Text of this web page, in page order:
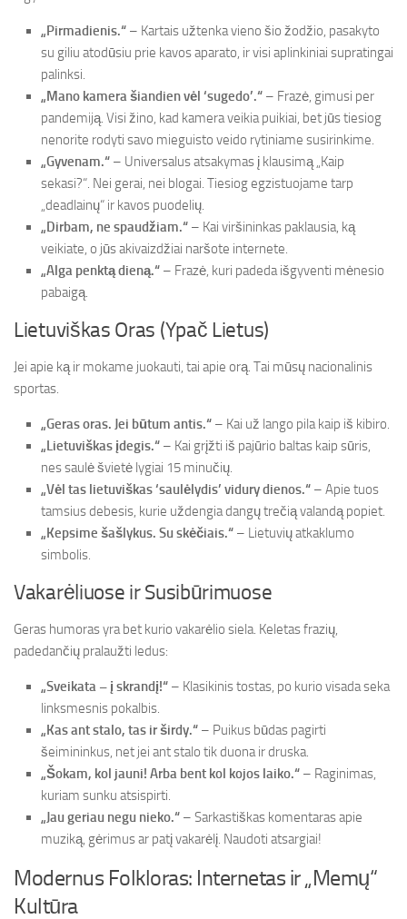
„Pirmadienis.“ – Kartais užtenka vieno šio žodžio, pasakyto
su giliu atodūsiu prie kavos aparato, ir visi aplinkiniai supratingai
palinksi.
„Mano kamera šiandien vėl ‘sugedo’.“ – Frazė, gimusi per
pandemiją. Visi žino, kad kamera veikia puikiai, bet jūs tiesiog
nenorite rodyti savo mieguisto veido rytiniame susirinkime.
„Gyvenam.“ – Universalus atsakymas į klausimą „Kaip
sekasi?“. Nei gerai, nei blogai. Tiesiog egzistuojame tarp
„deadlainų“ ir kavos puodelių.
„Dirbam, ne spaudžiam.“ – Kai viršininkas paklausia, ką
veikiate, o jūs akivaizdžiai naršote internete.
„Alga penktą dieną.“ – Frazė, kuri padeda išgyventi mėnesio
pabaigą.
Lietuviškas Oras (Ypač Lietus)
Jei apie ką ir mokame juokauti, tai apie orą. Tai mūsų nacionalinis
sportas.
„Geras oras. Jei būtum antis.“ – Kai už lango pila kaip iš kibiro.
„Lietuviškas įdegis.“ – Kai grįžti iš pajūrio baltas kaip sūris,
nes saulė švietė lygiai 15 minučių.
„Vėl tas lietuviškas ‘saulėlydis’ vidury dienos.“ – Apie tuos
tamsius debesis, kurie uždengia dangų trečią valandą popiet.
„Kepsime šašlykus. Su skėčiais.“ – Lietuvių atkaklumo
simbolis.
Vakarėliuose ir Susibūrimuose
Geras humoras yra bet kurio vakarėlio siela. Keletas frazių,
padedančių pralaužti ledus:
„Sveikata – į skrandį!“ – Klasikinis tostas, po kurio visada seka
linksmesnis pokalbis.
„Kas ant stalo, tas ir širdy.“ – Puikus būdas pagirti
šeimininkus, net jei ant stalo tik duona ir druska.
„Šokam, kol jauni! Arba bent kol kojos laiko.“ – Raginimas,
kuriam sunku atsispirti.
„Jau geriau negu nieko.“ – Sarkastiškas komentaras apie
muziką, gėrimus ar patį vakarėlį. Naudoti atsargiai!
Modernus Folkloras: Internetas ir „Memų“
Kultūra